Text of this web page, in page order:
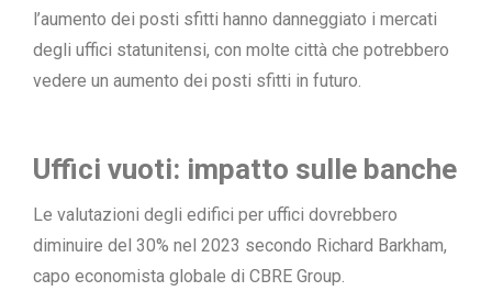
l’aumento dei posti sfitti hanno danneggiato i mercati
degli uffici statunitensi, con molte città che potrebbero
vedere un aumento dei posti sfitti in futuro.
Uffici vuoti: impatto sulle banche
Le valutazioni degli edifici per uffici dovrebbero
diminuire del 30% nel 2023 secondo Richard Barkham,
capo economista globale di CBRE Group.